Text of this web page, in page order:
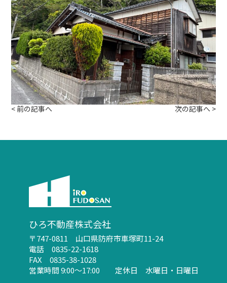
< 前の記事へ 次の記事へ >
ひろ不動産株式会社
〒747-0811 山口県防府市車塚町11-24
電話 0835-22-1618
FAX 0835-38-1028
営業時間 9:00～17:00 定休日 水曜日・日曜日